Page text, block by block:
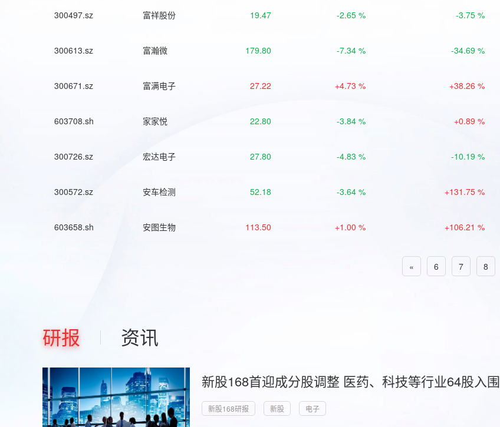
300497.sz 富祥股份 19.47 -2.65 % -3.75 %
300613.sz 富瀚微 179.80 -7.34 % -34.69 %
300671.sz 富满电子 27.22 +4.73 % +38.26 %
603708.sh 家家悦 22.80 -3.84 % +0.89 %
300726.sz 宏达电子 27.80 -4.83 % -10.19 %
300572.sz 安车检测 52.18 -3.64 % +131.75 %
603658.sh 安图生物 113.50 +1.00 % +106.21 %
« 6 7 8
研报 资讯
新股168首迎成分股调整 医药、科技等行业64股入围
新股168研报 新股 电子